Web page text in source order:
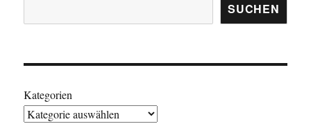
SUCHEN
Kategorien